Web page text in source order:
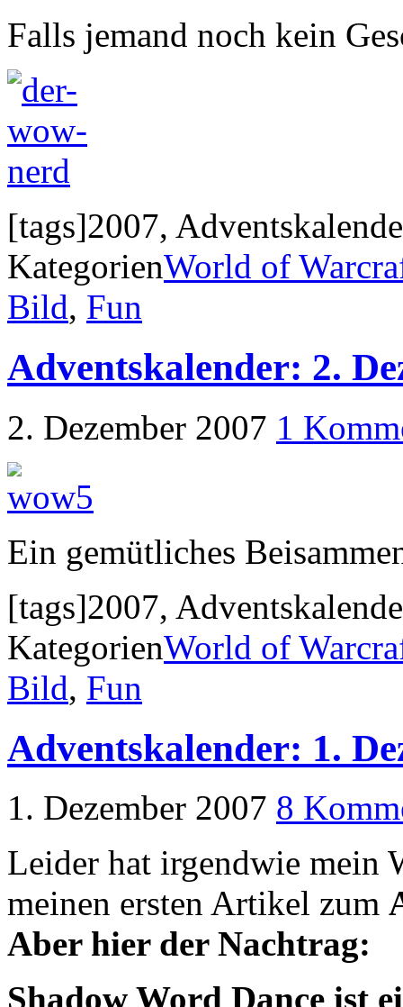
Falls jemand noch kein
[tags]2007,
KategorienWorld of
Bild, Fun
Adventskalender: 2.
2. Dezember 2007 1
Ein gemütliches
[tags]2007,
KategorienWorld of
Bild, Fun
Adventskalender: 1.
1. Dezember 2007 8
Leider hat irgendwie mein
meinen ersten Artikel zum
Aber hier der Nachtrag:
Shadow Word Dance ist